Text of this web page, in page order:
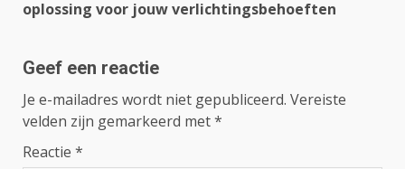
oplossing voor jouw verlichtingsbehoeften
Geef een reactie
Je e-mailadres wordt niet gepubliceerd. Vereiste
velden zijn gemarkeerd met*
Reactie *